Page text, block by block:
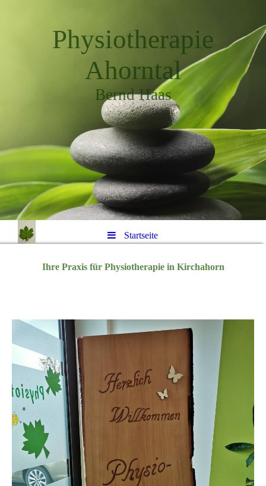
Physiotherapie
Ahorntal
Bernd Haas
Startseite
Ihre Praxis für Physiotherapie in Kirchahorn